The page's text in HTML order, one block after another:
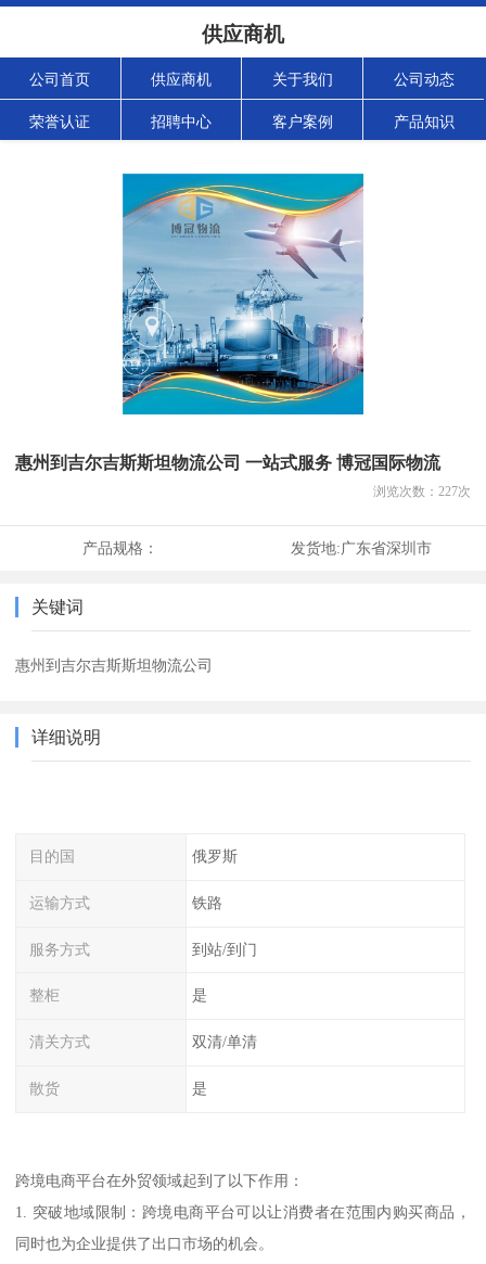
供应商机
公司首页 供应商机 关于我们 公司动态
荣誉认证 招聘中心 客户案例 产品知识
惠州到吉尔吉斯斯坦物流公司 一站式服务 博冠国际物流
浏览次数： 227次
产品规格： 发货地:广东省深圳市
关键词
惠州到吉尔吉斯斯坦物流公司
详细说明
目的国 俄罗斯
运输方式 铁路
服务方式 到站/到门
整柜 是
清关方式 双清/单清
散货 是
跨境电商平台在外贸领域起到了以下作用：
1. 突破地域限制：跨境电商平台可以让消费者在范围内购买商品，
同时也为企业提供了出口市场的机会。